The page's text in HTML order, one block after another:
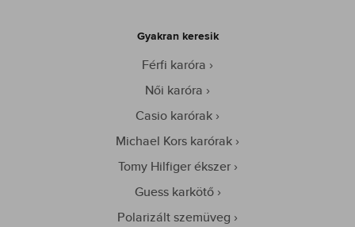
Gyakran keresik
Férfi karóra
Női karóra
Casio karórak
Michael Kors karórak
Tomy Hilfiger ékszer
Guess karkötő
Polarizált szemüveg